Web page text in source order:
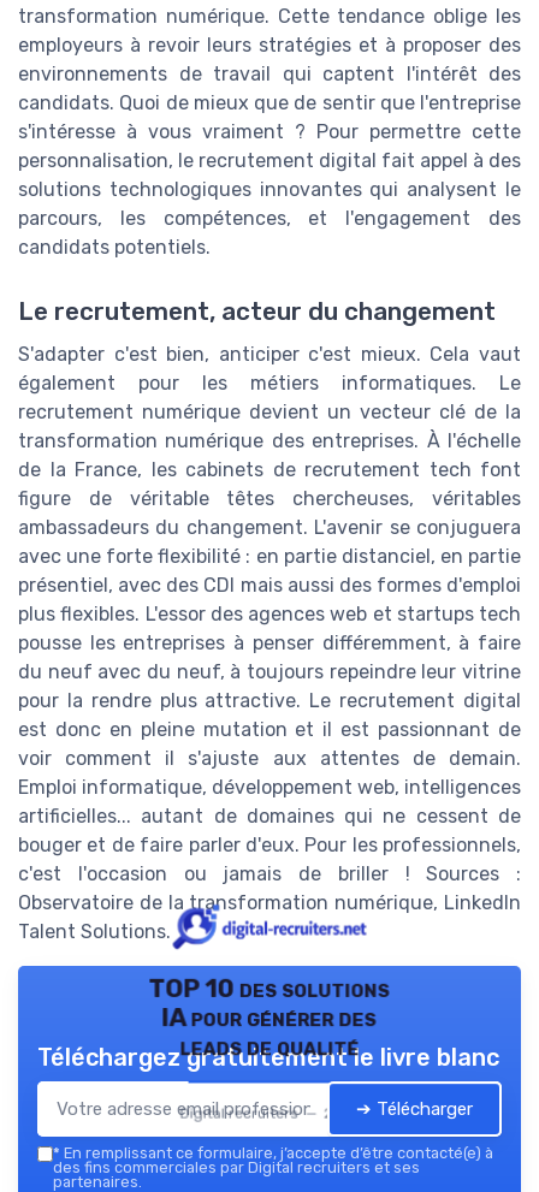
transformation numérique. Cette tendance oblige les
employeurs à revoir leurs stratégies et à proposer des
environnements de travail qui captent l'intérêt des
candidats. Quoi de mieux que de sentir que l'entreprise
s'intéresse à vous vraiment ? Pour permettre cette
personnalisation, le recrutement digital fait appel à des
solutions technologiques innovantes qui analysent le
parcours, les compétences, et l'engagement des
candidats potentiels.
Le recrutement, acteur du changement
S'adapter c'est bien, anticiper c'est mieux. Cela vaut
également pour les métiers informatiques. Le
recrutement numérique devient un vecteur clé de la
transformation numérique des entreprises. À l'échelle
de la France, les cabinets de recrutement tech font
figure de véritable têtes chercheuses, véritables
ambassadeurs du changement. L'avenir se conjuguera
avec une forte flexibilité : en partie distanciel, en partie
présentiel, avec des CDI mais aussi des formes d'emploi
plus flexibles. L'essor des agences web et startups tech
pousse les entreprises à penser différemment, à faire
du neuf avec du neuf, à toujours repeindre leur vitrine
pour la rendre plus attractive. Le recrutement digital
est donc en pleine mutation et il est passionnant de
voir comment il s'ajuste aux attentes de demain.
Emploi informatique, développement web, intelligences
artificielles... autant de domaines qui ne cessent de
bouger et de faire parler d'eux. Pour les professionnels,
c'est l'occasion ou jamais de briller ! Sources :
Observatoire de la transformation numérique, LinkedIn
Talent Solutions.
TOP 10 des solutions
IA pour générer des
leads de qualité
Digital recruiters — 2026
Téléchargez gratuitement le livre blanc
➔ Télécharger
* En remplissant ce formulaire, j’accepte d’être contacté(e) à
des fins commerciales par Digital recruiters et ses
partenaires.